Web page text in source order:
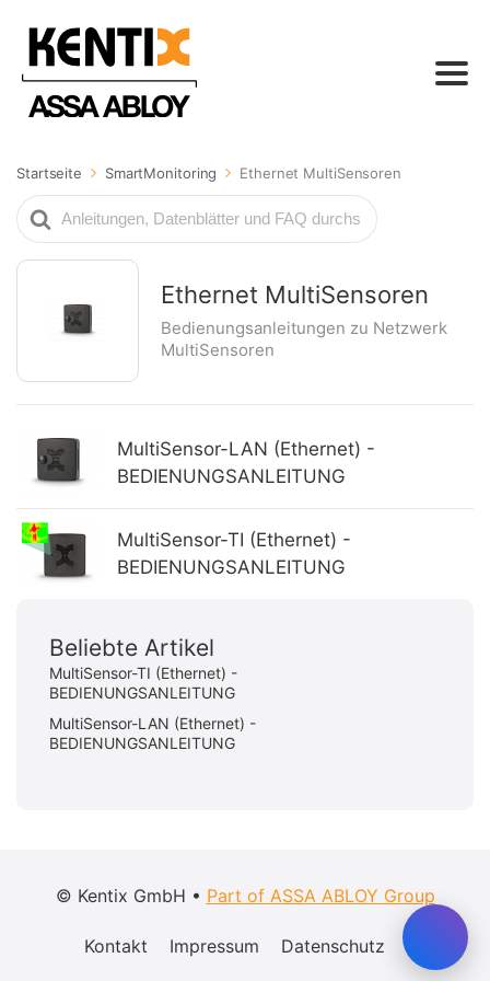
Startseite SmartMonitoring Ethernet MultiSensoren
Suche
nach
Ethernet MultiSensoren
Bedienungsanleitungen zu Netzwerk
MultiSensoren
MultiSensor-LAN (Ethernet) -
BEDIENUNGSANLEITUNG
MultiSensor-TI (Ethernet) -
BEDIENUNGSANLEITUNG
Beliebte Artikel
MultiSensor-TI (Ethernet) -
BEDIENUNGSANLEITUNG
MultiSensor-LAN (Ethernet) -
BEDIENUNGSANLEITUNG
© Kentix GmbH • Part of ASSA ABLOY Group
Kontakt Impressum Datenschutz